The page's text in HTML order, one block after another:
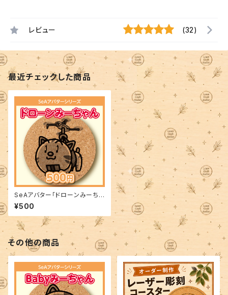
レビュー (32)
最近チェックした商品
SeAアバター「ドローンみーちゃ
ん」
¥500
その他の商品